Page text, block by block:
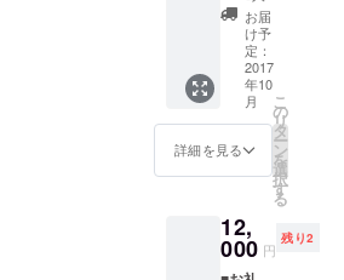
少々異
なる場
合あ
り。
ピック
形の
チャー
ムに横
す！
る時間
帯に行
われる
アー
ティス
トのリ
ハーサ
ルを見
ボ
チャー
ム(イベ
ント限
定モデ
ル)＋ ■
ライブ
イベン
トポス
ター(出
サイン
なし)＋
■9/23の
お届
け予
定：
2017
年10
月
詳細を見る
こ
の
リ
タ
ー
ン
を
選
択
す
る
12,
000 円
残り2